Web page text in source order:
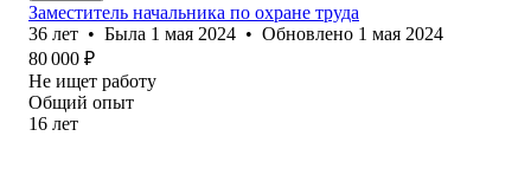
Заместитель начальника по охране труда
36 лет • Была 1 мая 2024 • Обновлено 1 мая 2024
80 000 ₽
Не ищет работу
Общий опыт
16 лет